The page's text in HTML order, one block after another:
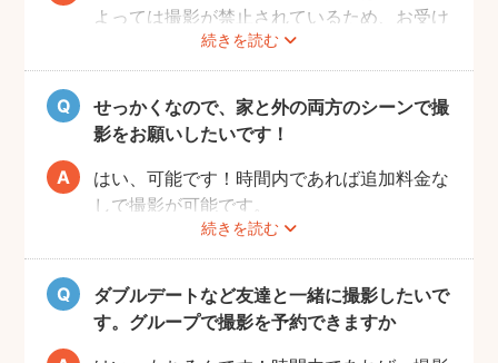
続きを読む
よっては撮影が禁止されているため、お受け
できない場合がございます。
予約前にお客様ご自身で、施設へのご確認を
お願いいたします。
また、有料施設の場合、フォトグラファーの
入場費などはお客様のご負担となりますので
ご了承ください。
せっかくなので、家と外の両方のシーンで撮
影をお願いしたいです！
続きを読む
はい、可能です！時間内であれば追加料金な
しで撮影が可能です。
撮影をスムーズに進行させるために、事前に
その旨をフォトグラファーにお伝えいただけ
ると幸いです。
ダブルデートなど友達と一緒に撮影したいで
す。グループで撮影を予約できますか